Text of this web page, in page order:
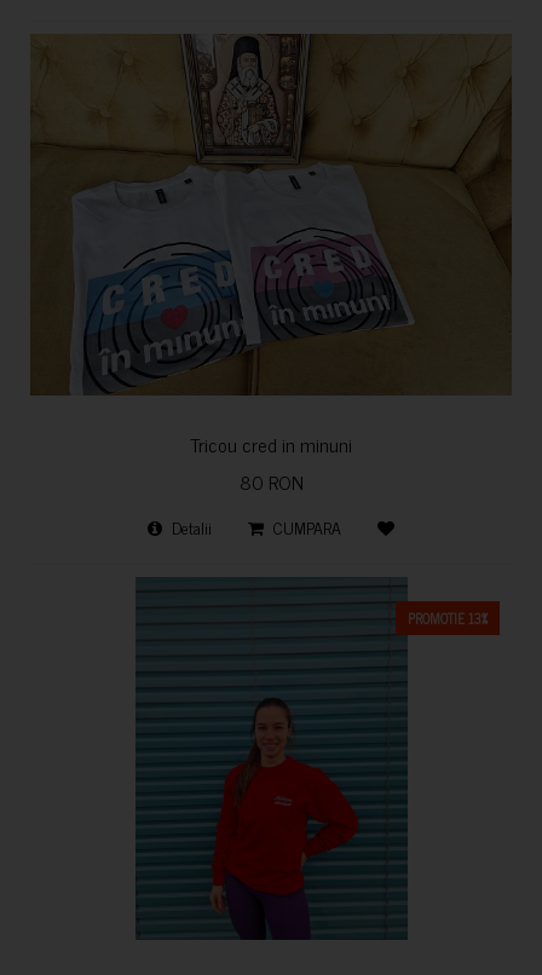
Tricou cred in minuni
80 RON
Detalii CUMPARA
PROMOTIE 13%